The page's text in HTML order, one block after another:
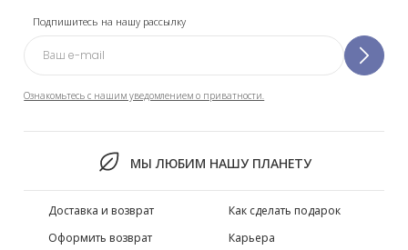
Подпишитесь на нашу рассылку
Ознакомьтесь с нашим уведомлением о приватности.
МЫ ЛЮБИМ НАШУ ПЛАНЕТУ
Доставка и возврат
Оформить возврат
Как сделать подарок
Карьера